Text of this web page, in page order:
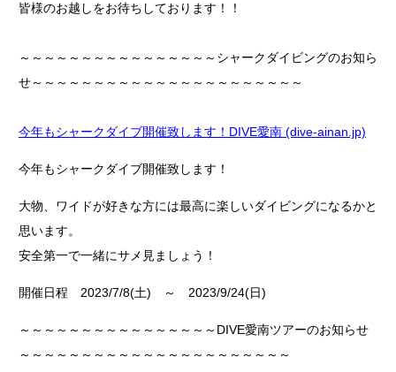
皆様のお越しをお待ちしております！！
～～～～～～～～～～～～～～～～シャークダイビングのお知ら
せ～～～～～～～～～～～～～～～～～～～～～～
今年もシャークダイブ開催致します！DIVE愛南 (dive-ainan.jp)
今年もシャークダイブ開催致します！
大物、ワイドが好きな方には最高に楽しいダイビングになるかと
思います。
安全第一で一緒にサメ見ましょう！
開催日程 2023/7/8(土) ～ 2023/9/24(日)
～～～～～～～～～～～～～～～～DIVE愛南ツアーのお知らせ
～～～～～～～～～～～～～～～～～～～～～～